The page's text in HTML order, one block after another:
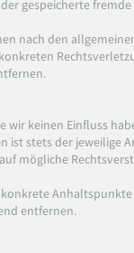
gespeicherte
nach den
keinen Einfluss
stets der jeweilige
mögliche
entfernen.